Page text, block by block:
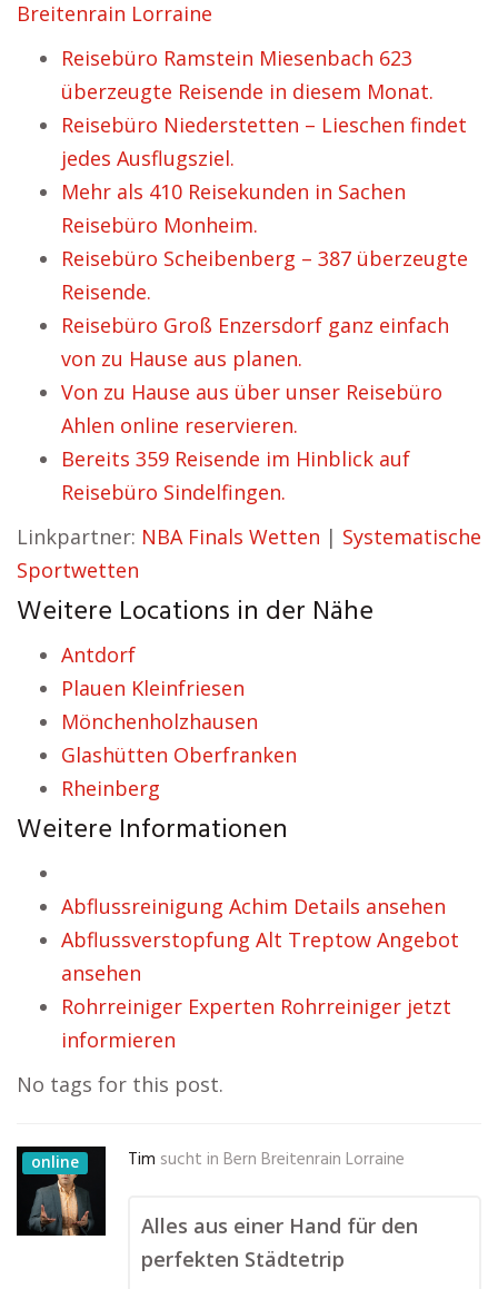
Breitenrain Lorraine
Reisebüro Ramstein Miesenbach 623
überzeugte Reisende in diesem Monat.
Reisebüro Niederstetten – Lieschen findet
jedes Ausflugsziel.
Mehr als 410 Reisekunden in Sachen
Reisebüro Monheim.
Reisebüro Scheibenberg – 387 überzeugte
Reisende.
Reisebüro Groß Enzersdorf ganz einfach
von zu Hause aus planen.
Von zu Hause aus über unser Reisebüro
Ahlen online reservieren.
Bereits 359 Reisende im Hinblick auf
Reisebüro Sindelfingen.
Linkpartner: NBA Finals Wetten | Systematische
Sportwetten
Weitere Locations in der Nähe
Antdorf
Plauen Kleinfriesen
Mönchenholzhausen
Glashütten Oberfranken
Rheinberg
Weitere Informationen
Abflussreinigung Achim Details ansehen
Abflussverstopfung Alt Treptow Angebot
ansehen
Rohrreiniger Experten Rohrreiniger jetzt
informieren
No tags for this post.
online Tim sucht in Bern Breitenrain Lorraine
Alles aus einer Hand für den
perfekten Städtetrip